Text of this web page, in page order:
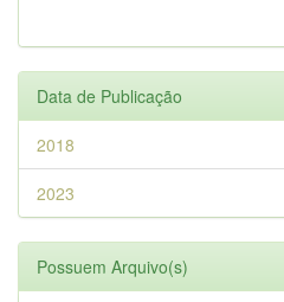
Data de Publicação
2018
2023
Possuem Arquivo(s)